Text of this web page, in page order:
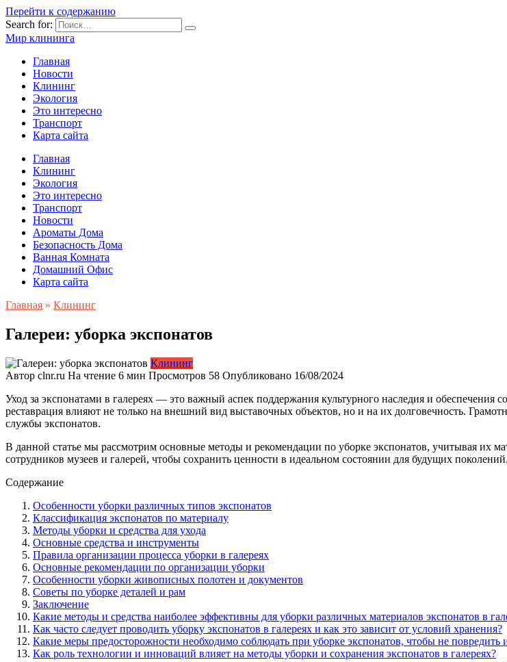
Перейти к содержанию
Search for:
Мир клининга
Главная
Новости
Клининг
Экология
Это интересно
Транспорт
Карта сайта
Главная
Клининг
Экология
Это интересно
Транспорт
Новости
Ароматы Дома
Безопасность Дома
Ванная Комната
Домашний Офис
Карта сайта
Главная » Клининг
Галереи: уборка экспонатов
Клининг
Автор clnr.ru На чтение 6 мин Просмотров 58 Опубликовано 16/08/2024
Уход за экспонатами в галереях — это важный аспек поддержания культурного наследия и обеспечения
реставрация влияют не только на внешний вид выставочных объектов, но и на их долговечность.
службы экспонатов.
В данной статье мы рассмотрим основные методы и рекомендации по уборке экспонатов, учитывая их
сотрудников музеев и галерей, чтобы сохранить ценности в идеальном состоянии для будущих поколений.
Содержание
Особенности уборки различных типов экспонатов
Классификация экспонатов по материалу
Методы уборки и средства для ухода
Основные средства и инструменты
Правила организации процесса уборки в галереях
Основные рекомендации по организации уборки
Особенности уборки живописных полотен и документов
Советы по уборке деталей и рам
Заключение
Какие методы и средства наиболее эффективны для уборки различных материалов экспонатов в
Как часто следует проводить уборку экспонатов в галереях и как это зависит от условий хранения?
Какие меры предосторожности необходимо соблюдать при уборке экспонатов, чтобы не повредить
Как роль технологии и инноваций влияет на методы уборки и сохранения экспонатов в галереях?